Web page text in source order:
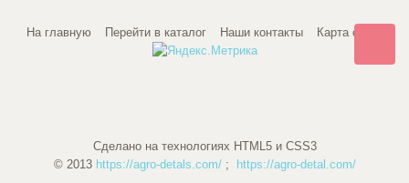
На главную Перейти в каталог Наши контакты Карта сайта
Сделано на технологиях HTML5 и CSS3
© 2013 https://agro-detals.com/; https://agro-detal.com/